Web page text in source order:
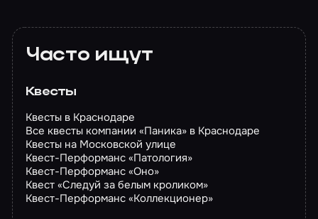
Часто ищут
Квесты
Квесты в Краснодаре
Все квесты компании «Паника» в Краснодаре
Квесты на Московской улице
Квест-Перформанс «Патология»
Квест-Перформанс «Оно»
Квест «Следуй за белым кроликом»
Квест-Перформанс «Коллекционер»